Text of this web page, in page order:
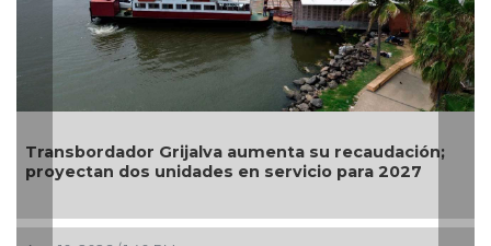
Transbordador Grijalva aumenta su recaudación;
proyectan dos unidades en servicio para 2027